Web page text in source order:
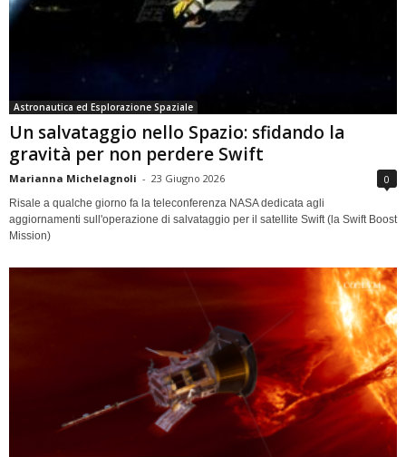
Astronautica ed Esplorazione Spaziale
Un salvataggio nello Spazio: sfidando la
gravità per non perdere Swift
Marianna Michelagnoli - 23 Giugno 2026 0
Risale a qualche giorno fa la teleconferenza NASA dedicata agli
aggiornamenti sull'operazione di salvataggio per il satellite Swift (la Swift Boost
Mission)